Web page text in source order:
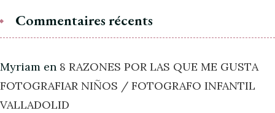
Commentaires récents
Myriam en 8 RAZONES POR LAS QUE ME GUSTA
FOTOGRAFIAR NIÑOS / FOTOGRAFO INFANTIL
VALLADOLID